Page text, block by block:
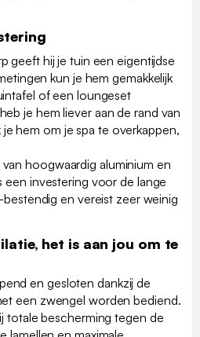
geeft hij je tuin een eigentijdse
kun je hem gemakkelijk
of een loungeset
je hem liever aan de rand van
hem om je spa te overkappen,
hoogwaardig aluminium en
een investering voor de lange
bestendig en vereist zeer weinig
het is aan jou om te
en gesloten dankzij de
een zwengel worden bediend.
totale bescherming tegen de